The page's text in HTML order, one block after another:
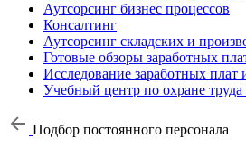
Аутсорсинг бизнес процессов
Консалтинг
Аутсорсинг складских и
Готовые обзоры заработных
Исследование заработных плат
Учебный центр по охране
Подбор постоянного персонала